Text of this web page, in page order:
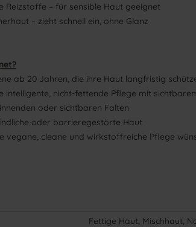
Reizstoffe – für sensible Haut geeignet
– zieht schnell ein, ohne Glanz
ab 20 Jahren, die ihre Haut langfristig
intelligente, nicht-fettende Pflege mit
oder sichtbaren Falten
oder barrieregestörte Haut
vegane, cleane und wirkstoffreiche Pflege
Fettige Haut, Mischhaut,